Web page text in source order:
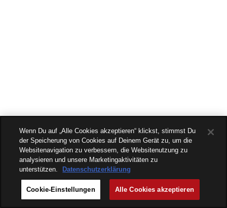
Wenn Du auf „Alle Cookies akzeptieren“ klickst, stimmst Du
der Speicherung von Cookies auf Deinem Gerät zu, um die
Websitenavigation zu verbessern, die Websitenutzung zu
analysieren und unsere Marketingaktivitäten zu
unterstützen.
Datenschutzerklärung
Cookie-Einstellungen Alle Cookies akzeptieren